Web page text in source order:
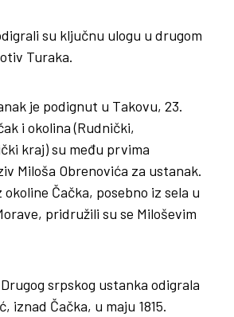
su ključnu ulogu u drugom
Turaka.
je podignut u Takovu, 23.
i okolina (Rudnički,
kraj) su među prvima
Miloša Obrenovića za ustanak.
Čačka, posebno iz sela u
pridružili su se Miloševim
srpskog ustanka odigrala
iznad Čačka, u maju 1815.